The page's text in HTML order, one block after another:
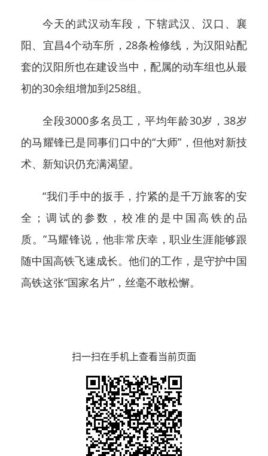
今天的武汉动车段，下辖武汉、汉口、襄
阳、宜昌4个动车所，28条检修线，为汉阳站配
套的汉阳所也在建设当中，配属的动车组也从最
初的30余组增加到258组。
全段3000多名员工，平均年龄30岁，38岁
的马耀锋已是同事们口中的“大师”，但他对新技
术、新知识仍充满渴望。
“我们手中的扳手，拧紧的是千万旅客的安
全；调试的参数，校准的是中国高铁的品
质。”马耀锋说，他非常庆幸，职业生涯能够跟
随中国高铁飞速成长。他们的工作，是守护中国
高铁这张“国家名片”，丝毫不敢松懈。
扫一扫在手机上查看当前页面